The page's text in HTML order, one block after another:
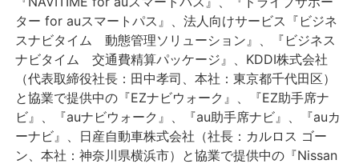
ター for auスマートパス』、法人向けサービス『ビジネ
スナビタイム 動態管理ソリューション』、『ビジネス
ナビタイム 交通費精算パッケージ』、KDDI株式会社
（代表取締役社長：田中孝司、本社：東京都千代田区）
と協業で提供中の『EZナビウォーク』、『EZ助手席ナ
ビ』、『auナビウォーク』、『au助手席ナビ』、『auカ
ーナビ』、日産自動車株式会社（社長：カルロス ゴー
ン、本社：神奈川県横浜市）と協業で提供中の『Nissan